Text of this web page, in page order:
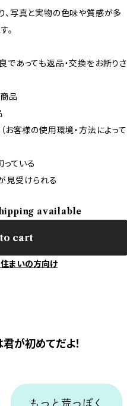
写真と実物の色味や質感が多
。
あっても返品・交換をお断りさ
品
お客様の使用環境・方法によって
っている
見受けられる
available
cart
まいの方向け
が初めてだよ！